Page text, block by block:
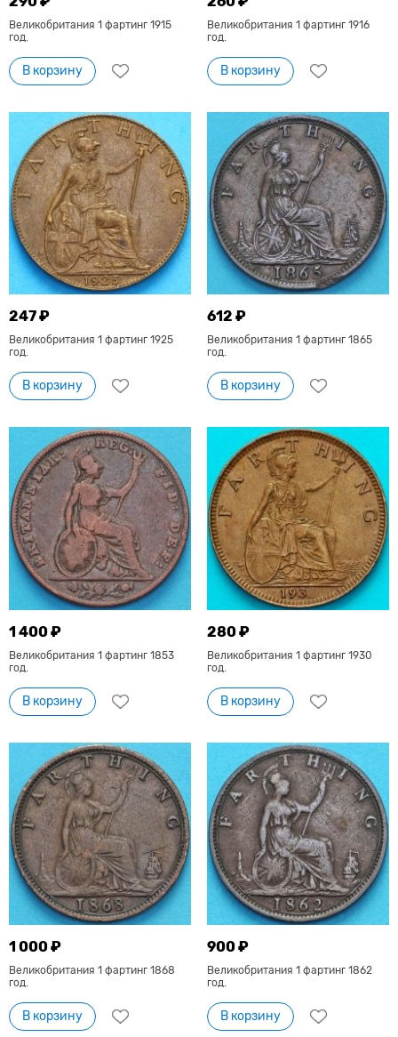
Великобритания 1 фартинг 1915
год.
В корзину
Великобритания 1 фартинг 1916
год.
В корзину
247 ₽
Великобритания 1 фартинг 1925
год.
В корзину
612 ₽
Великобритания 1 фартинг 1865
год.
В корзину
1 400 ₽
Великобритания 1 фартинг 1853
год.
В корзину
280 ₽
Великобритания 1 фартинг 1930
год.
В корзину
1 000 ₽
Великобритания 1 фартинг 1868
год.
В корзину
900 ₽
Великобритания 1 фартинг 1862
год.
В корзину